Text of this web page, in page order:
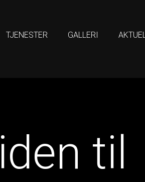
TJENESTER GALLERI
til